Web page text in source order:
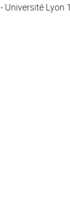
- Université Lyon 1